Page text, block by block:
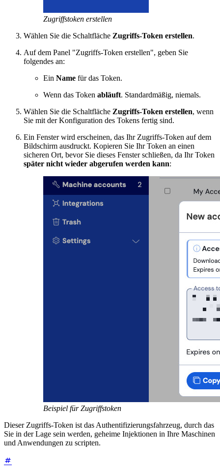
Zugriffstoken erstellen
Wählen Sie die Schaltfläche Zugriffs-Token erstellen.
Auf dem Panel "Zugriffs-Token erstellen", geben Sie
folgendes an:
Ein Name für das Token.
Wenn das Token abläuft. Standardmäßig, niemals.
Wählen Sie die Schaltfläche Zugriffs-Token erstellen, wenn
Sie mit der Konfiguration des Tokens fertig sind.
Ein Fenster wird erscheinen, das Ihr Zugriffs-Token auf dem
Bildschirm ausdruckt. Kopieren Sie Ihr Token an einen
sicheren Ort, bevor Sie dieses Fenster schließen, da Ihr Token
später nicht wieder abgerufen werden kann:
Beispiel für Zugriffstoken
Dieser Zugriffs-Token ist das Authentifizierungsfahrzeug, durch das
Sie in der Lage sein werden, geheime Injektionen in Ihre Maschinen
und Anwendungen zu scripten.